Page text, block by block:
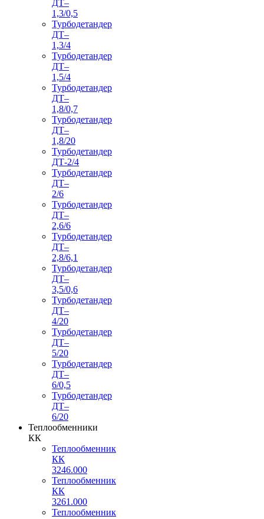
ДТ–
1,3/0,5
Турбодетандер
ДТ–
1,3/4
Турбодетандер
ДТ–
1,5/4
Турбодетандер
ДТ–
1,8/0,7
Турбодетандер
ДТ–
1,8/20
Турбодетандер
ДТ-2/4
Турбодетандер
ДТ–
2/6
Турбодетандер
ДТ–
2,6/6
Турбодетандер
ДТ–
2,8/6,1
Турбодетандер
ДТ–
3,5/0,6
Турбодетандер
ДТ–
4/20
Турбодетандер
ДТ–
5/20
Турбодетандер
ДТ–
6/0,5
Турбодетандер
ДТ–
6/20
Теплообменники
КК
Теплообменник
КК
3246.000
Теплообменник
КК
3261.000
Теплообменник